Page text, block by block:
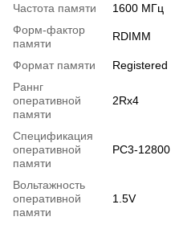
Частота памяти
1600 МГц
Форм-фактор
памяти
RDIMM
Формат памяти
Registered
Раннг
оперативной
памяти
2Rx4
Спецификация
оперативной
памяти
PC3-12800
Вольтажность
оперативной
памяти
1.5V